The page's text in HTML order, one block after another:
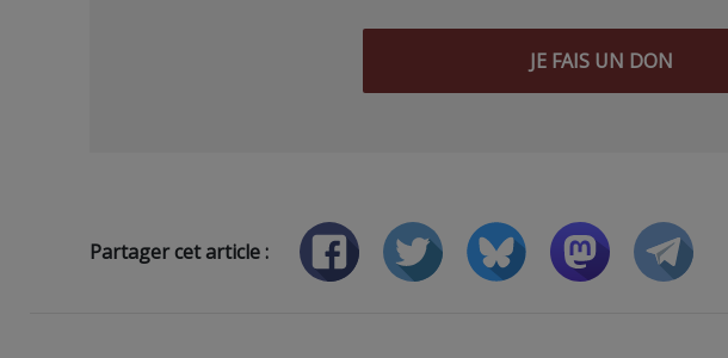
JE FAIS UN DON
Partager cet article :